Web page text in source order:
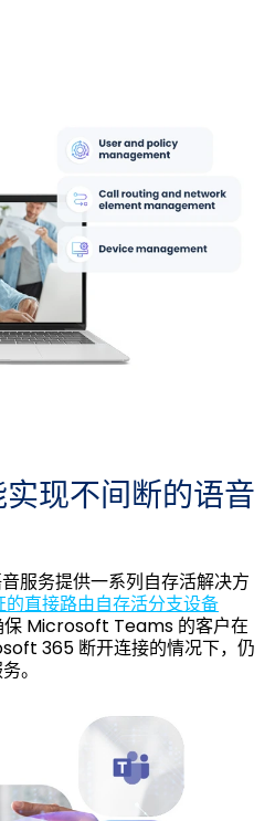
现不间断的语音
服务提供一系列自存活解决方
直接路由自存活分支设备
保 Microsoft Teams 的客户在
365 断开连接的情况下，仍
。